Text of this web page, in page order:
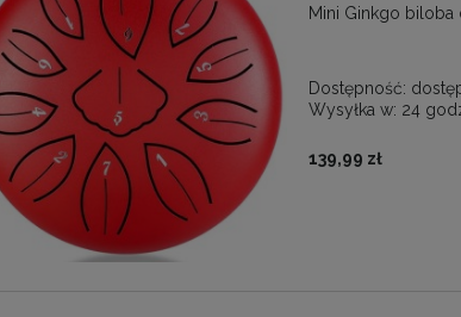
Mini Ginkgo biloba
Dostępność:
Wysyłka w: 24
139,99 zł